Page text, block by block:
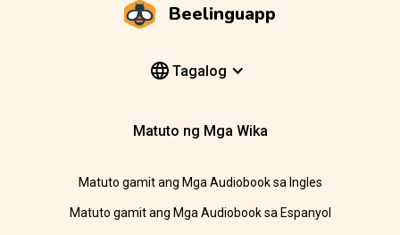
Beelinguapp
Tagalog
Matuto ng Mga Wika
Matuto gamit ang Mga Audiobook sa Ingles
Matuto gamit ang Mga Audiobook sa Espanyol